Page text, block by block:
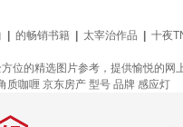
的畅销书籍 太宰治作品
十夜
位的精选图片参考，提供愉悦的网
质咖喱 京东房产 型号 品牌 感应灯